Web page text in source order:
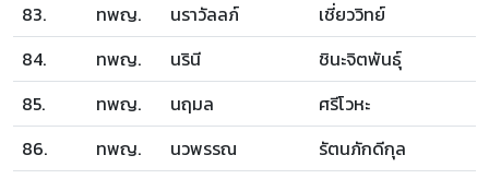
83.
ทพญ. นราวัลลภ์
เชี่ยววิทย์
84.
ทพญ. นรินี
ชินะจิตพันธุ์
85.
ทพญ. นฤมล
ศรีโวหะ
86.
ทพญ. นวพรรณ
รัตนภักดีกุล